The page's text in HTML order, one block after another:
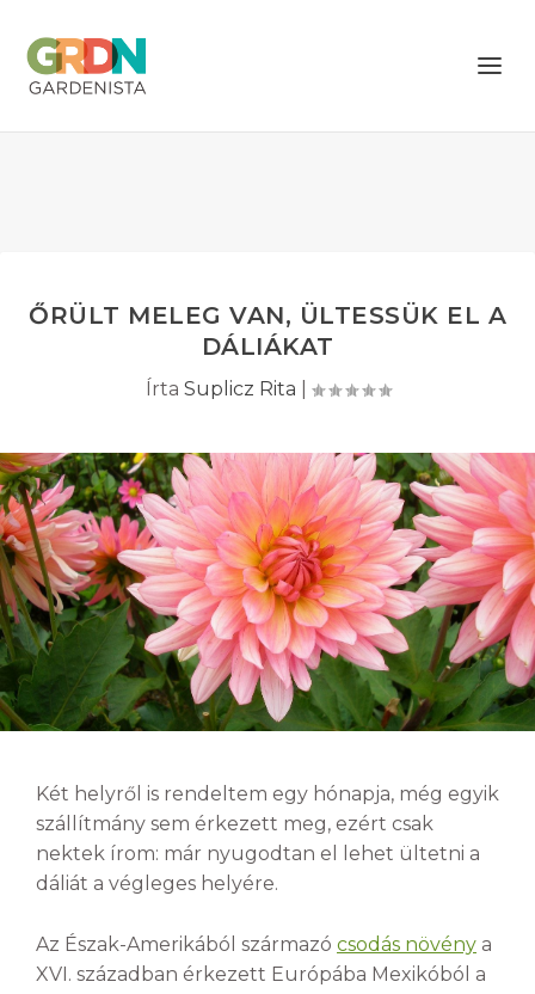
ŐRÜLT MELEG VAN, ÜLTESSÜK EL A
DÁLIÁKAT
Írta Suplicz Rita
Két helyről is rendeltem egy hónapja, még egyik
szállítmány sem érkezett meg, ezért csak
nektek írom: már nyugodtan el lehet ültetni a
dáliát a végleges helyére.
Az Észak-Amerikából származó csodás növény a
XVI. században érkezett Európába Mexikóból a